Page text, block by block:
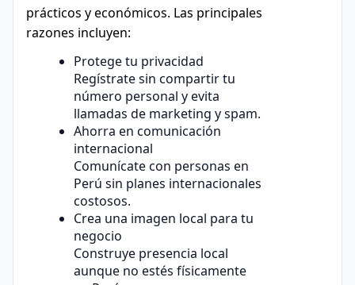
prácticos y económicos. Las principales
razones incluyen:
Protege tu privacidad
Regístrate sin compartir tu
número personal y evita
llamadas de marketing y spam.
Ahorra en comunicación
internacional
Comunícate con personas en
Perú sin planes internacionales
costosos.
Crea una imagen local para tu
negocio
Construye presencia local
aunque no estés físicamente